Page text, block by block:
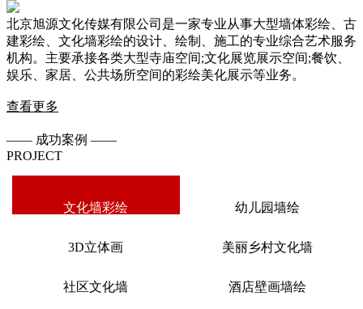
北京旭源文化传媒有限公司是一家专业从事大型墙体彩绘、古
建彩绘、文化墙彩绘的设计、绘制、施工的专业综合艺术服务
机构。主要承接各类大型寺庙空间;文化展览展示空间;餐饮、
娱乐、家居、公共场所空间的彩绘美化展示等业务。
查看更多
—— 成功案例 ——
PROJECT
文化墙彩绘 幼儿园墙绘
3D立体画 美丽乡村文化墙
社区文化墙 酒店壁画墙绘